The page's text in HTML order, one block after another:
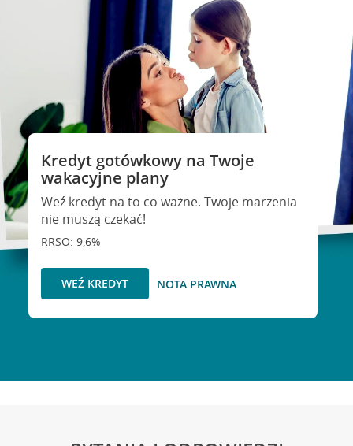
Kredyt gotówkowy na Twoje
wakacyjne plany
Weź kredyt na to co ważne. Twoje marzenia
nie muszą czekać!
RRSO: 9,6%
WEŹ KREDYT NOTA PRAWNA